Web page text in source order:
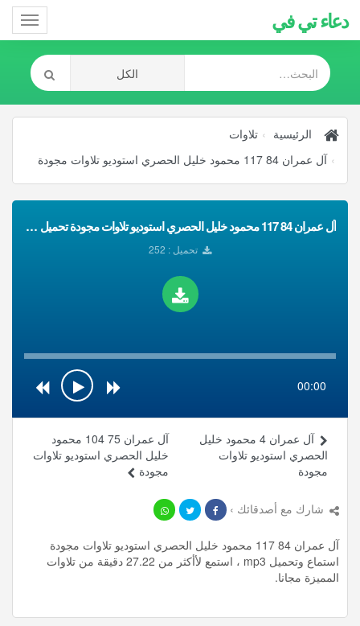
دعاء تي في
الرئيسية
تلاوات
آل عمران 84 117 محمود خليل الحصري استوديو تلاوات مجودة
آل عمران 84 117 محمود خليل الحصري استوديو تلاوات مجودة تحميل Mp3
تحميل : 252
00:00
آل عمران 75 104 محمود
خليل الحصري استوديو تلاوات
مجودة
آل عمران 4 محمود خليل
الحصري استوديو تلاوات
مجودة
شارك مع أصدقائك ›
آل عمران 84 117 محمود خليل الحصري استوديو تلاوات مجودة
استماع وتحميل mp3 ، استمع لأأكثر من 27.22 دقيقة من تلاوات
المميزة مجانا.